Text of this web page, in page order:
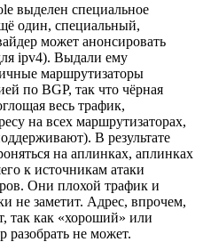
выделен специальное
один, специальный,
может анонсировать
ipv4). Выдали ему
маршрутизаторы
по BGP, так что чёрная
весь трафик,
на всех маршрутизаторах,
В результате
на аплинках, аплинках
к источникам атаки
Они плохой трафик и
не заметит. Адрес, впрочем,
так как «хороший» или
разобрать не может.